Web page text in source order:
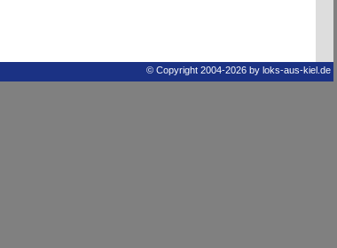
© Copyright 2004-2026 by loks-aus-kiel.de